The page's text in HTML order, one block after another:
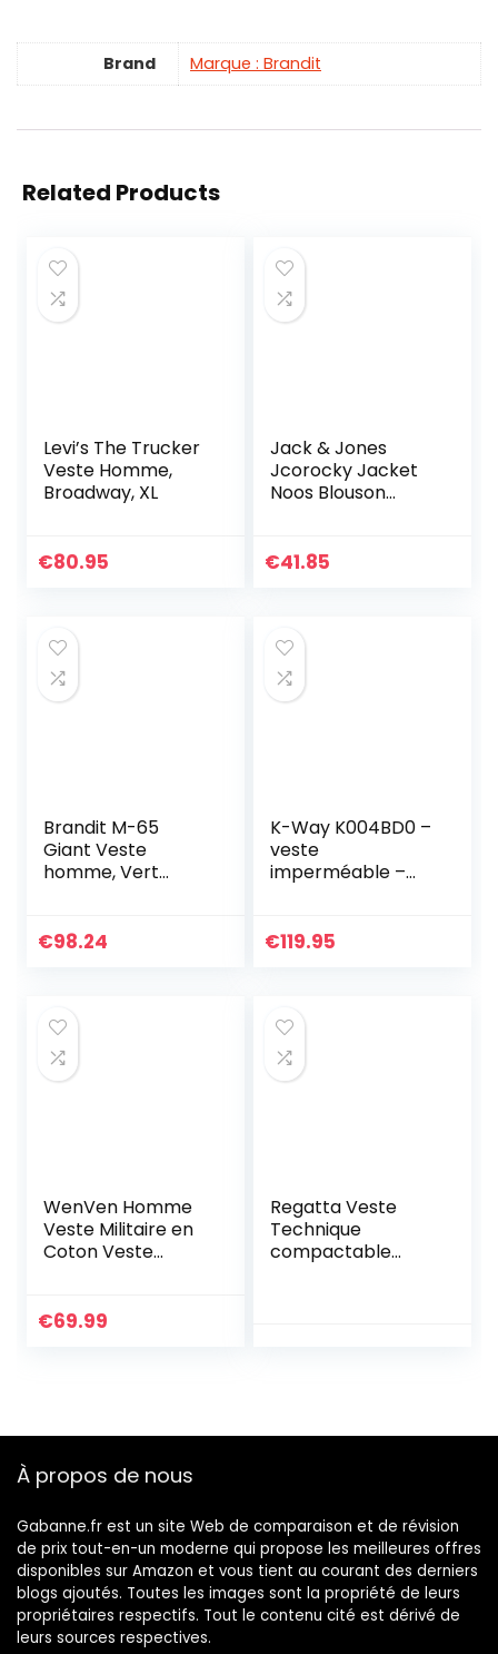
Brand Marque : Brandit
Related Products
Levi’s The Trucker
Veste Homme,
Broadway, XL
€80.95
Jack & Jones
Jcorocky Jacket
Noos Blouson
€41.85
Brandit M-65
Giant Veste
homme, Vert
€98.24
K-Way K004BD0 –
veste
imperméable –
Large
€119.95
WenVen Homme
Veste Militaire en
Coton Veste
Zippé Randonnée
€69.99
Regatta Veste
Technique
compactable
Homme, Burnt
À propos de nous
Gabanne.fr est un site Web de comparaison et de révision
de prix tout-en-un moderne qui propose les meilleures offres
disponibles sur Amazon et vous tient au courant des derniers
blogs ajoutés. Toutes les images sont la propriété de leurs
propriétaires respectifs. Tout le contenu cité est dérivé de
leurs sources respectives.